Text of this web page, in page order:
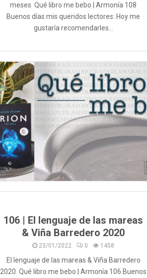
meses Qué libro me bebo | Armonía 108
Buenos días mis queridos lectores: Hoy me
gustaría recomendarles...
106 | El lenguaje de las mareas
& Viña Barredero 2020
23/01/2022 0 1458
El lenguaje de las mareas & Viña Barredero
2020 Qué libro me bebo | Armonía 106 Buenos